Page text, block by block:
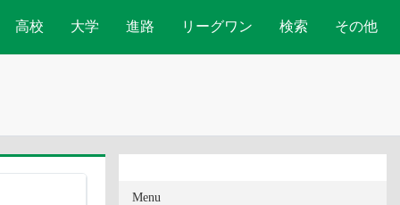
高校 大学 進路 リーグワン 検索 その他
Menu